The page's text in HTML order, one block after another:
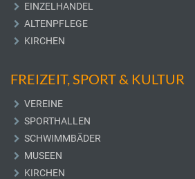
EINZELHANDEL
ALTENPFLEGE
KIRCHEN
FREIZEIT, SPORT & KULTUR
VEREINE
SPORTHALLEN
SCHWIMMBÄDER
MUSEEN
KIRCHEN